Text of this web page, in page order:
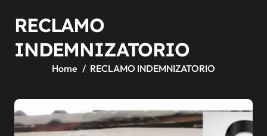
RECLAMO
INDEMNIZATORIO
Home RECLAMO INDEMNIZATORIO